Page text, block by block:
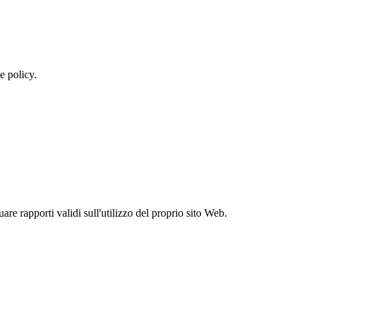
policy.
rapporti validi sull'utilizzo del proprio sito Web.